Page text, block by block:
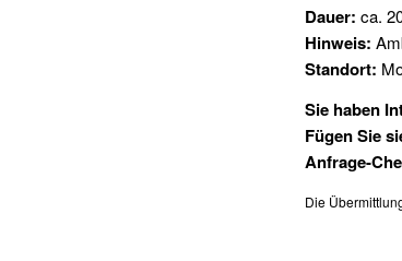
Dauer: ca.
Hinweis:
Standort:
Sie haben
Fügen Sie
Anfrage-
Die